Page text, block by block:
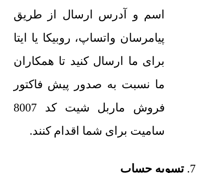
اسم و آدرس ارسال از طریق
پیامرسان واتساپ، روبیکا یا ایتا
برای ما ارسال کنید تا همکاران
ما نسبت به صدور پیش فاکتور
فروش ماربل شیت کد 8007
سامیت برای شما اقدام کنند.
تسویه حساب